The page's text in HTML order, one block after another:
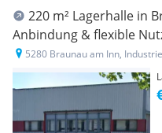
220 m² Lagerhalle in
Anbindung & flexible
5280 Braunau am Inn,